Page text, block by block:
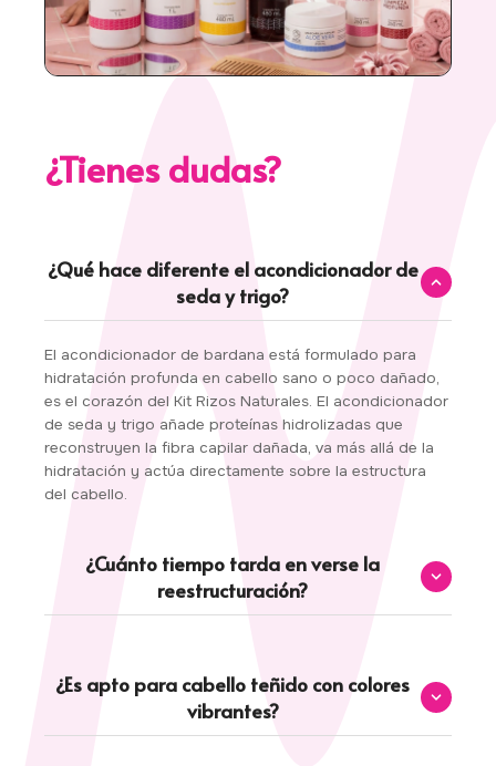
¿Tienes dudas?
¿Qué hace diferente el acondicionador de
seda y trigo?
El acondicionador de bardana está formulado para
hidratación profunda en cabello sano o poco dañado,
es el corazón del Kit Rizos Naturales. El acondicionador
de seda y trigo añade proteínas hidrolizadas que
reconstruyen la fibra capilar dañada, va más allá de la
hidratación y actúa directamente sobre la estructura
del cabello.
¿Cuánto tiempo tarda en verse la
reestructuración?
quiebre y mejor desenredo, se notan desde el primer o
segundo lavado. La recuperación estructural real (más
elasticidad, rizos con más rebote y definición más
marcada) se vuelve muy visible entre la segunda y
¿Es apto para cabello teñido con colores
vibrantes?